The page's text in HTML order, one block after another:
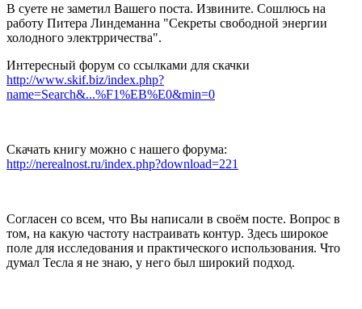
В суете не заметил Вашего поста. Извините. Сошлюсь на
работу Питера Линдеманна "Секреты свободной энергии
холодного электрричества".
Интересный форум со ссылками для скачки
http://www.skif.biz/index.php?
name=Search&...%F1%EB%E0&min=0
Скачать книгу можно с нашего форума:
http://nerealnost.ru/index.php?download=221
Согласен со всем, что Вы написали в своём посте. Вопрос в
том, на какую частоту настраивать контур. Здесь широкое
поле для исследования и практического использования. Что
думал Тесла я не знаю, у него был широкий подход.